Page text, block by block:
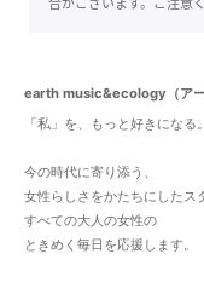
earth music&ecology（アー
「私」を、もっと好きになる。
今の時代に寄り添う、
女性らしさをかたちにしたス
すべての大人の女性の
ときめく毎日を応援します。